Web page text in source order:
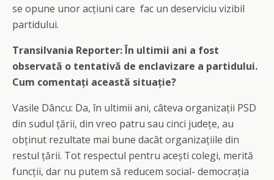
se opune unor acțiuni care fac un deserviciu vizibil
partidului.
Transilvania Reporter: În ultimii ani a fost
observată o tentativă de enclavizare a partidului.
Cum comentați această situație?
Vasile Dâncu: Da, în ultimii ani, câteva organizații PSD
din sudul țării, din vreo patru sau cinci județe, au
obținut rezultate mai bune dacât organizațiile din
restul țării. Tot respectul pentru acești colegi, merită
funcții, dar nu putem să reducem social- democrația